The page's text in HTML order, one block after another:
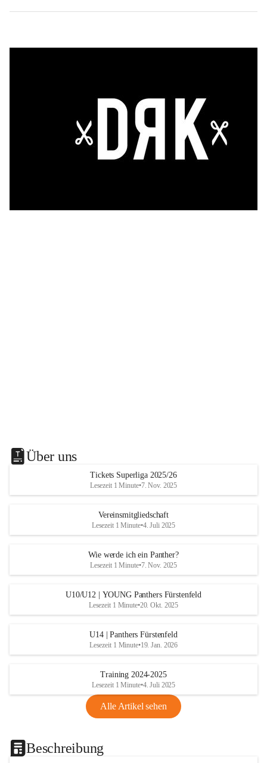
Über uns
Tickets Superliga 2025/26
Lesezeit 1 Minute•7. Nov. 2025
Vereinsmitgliedschaft
Lesezeit 1 Minute•4. Juli 2025
Wie werde ich ein Panther?
Lesezeit 1 Minute•7. Nov. 2025
U10/U12 | YOUNG Panthers Fürstenfeld
Lesezeit 1 Minute•20. Okt. 2025
U14 | Panthers Fürstenfeld
Lesezeit 1 Minute•19. Jan. 2026
Training 2024-2025
Lesezeit 1 Minute•4. Juli 2025
Alle Artikel sehen
Beschreibung